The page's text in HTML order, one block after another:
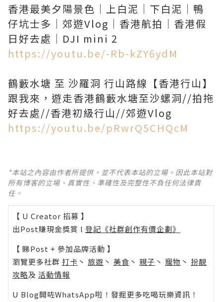
香港最美夕陽景色｜上白泥｜下白泥｜鴨
仔坑士多｜郊遊Vlog｜香港航拍｜香港假
https://youtu.be/-Rb-kZY6ydM
鶴藪水塘 至 沙羅洞 行山路線【香港行山】
跟我來，遊走香港鶴藪水塘至沙螺洞//拍拖
https://youtu.be/pRwrQ5CHQcM
*本站之內容由作者所提供，並不代表本站的立場。因此本站對
所有博客的立場、真實性、準確性及完整性不負任何法律責
任。
【 U Creator 招募 】
出Post賺現金獎賞 l 登記《社群創作有價企劃》
【 睇Post + 參加品牌活動 】
瀏覽更多社群 打卡 丶 旅遊 丶 美食 丶 親子 丶 寵物 丶 扮靚
攻略及 活動情報
U Blog開咗WhatsApp啦！發掘更多吃喝玩樂資訊！